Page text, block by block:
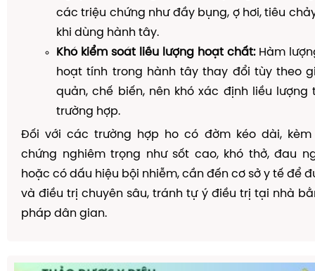
các triệu chứng như đầy bụng, ợ hơi, tiêu
khi dùng hành tây.
Khó kiểm soát liều lượng hoạt chất:Hàm
hoạt tính trong hành tây thay đổi tùy theo
quản, chế biến, nên khó xác định liều lượng
trường hợp.
Đối với các trường hợp ho có đờm kéo dài,
chứng nghiêm trọng như sốt cao, khó thở, đau
hoặc có dấu hiệu bội nhiễm, cần đến cơ sở y tế để
và điều trị chuyên sâu, tránh tự ý điều trị tại nhà
pháp dân gian.